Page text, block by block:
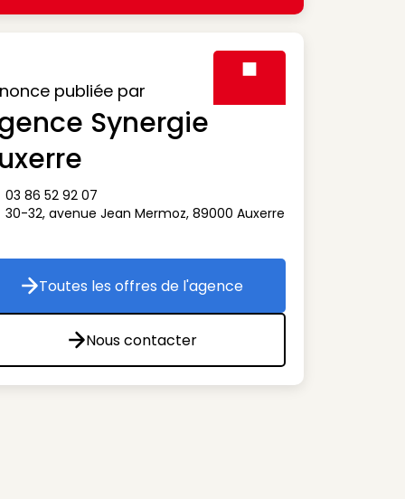
publiée par
Synergie
téléphone
03 86 52 92 07
adresse
30-32, avenue Jean Mermoz, 89000 Auxerre
Toutes les offres de l'agence
Toutes les offres de l'agence
Nous contacter
Nous contacter